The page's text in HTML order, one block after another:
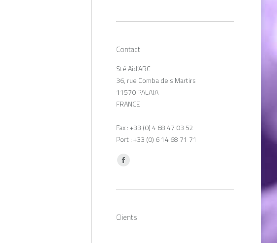
Contact
Sté Aid’ARC
36, rue Comba dels Martirs
11570 PALAJA
FRANCE
Fax : +33 (0) 4 68 47 03 52
Port : +33 (0) 6 14 68 71 71
Trouvez nous sur :
Facebook
Clients